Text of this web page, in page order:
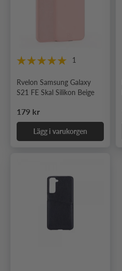
1
Rvelon Samsung Galaxy
S21 FE Skal Silikon Beige
Ordinarie pris
179 kr
Lägg i varukorgen